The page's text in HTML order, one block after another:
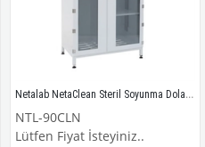
Netalab NetaClean Steril Soyunma Dolabı / NTL-90CLN
NTL-90CLN
Lütfen Fiyat İsteyiniz..